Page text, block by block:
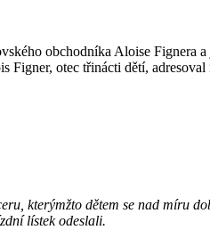
obchodníka Aloise Fignera
Figner, otec třinácti dětí,
kterýmžto dětem se nad míru
lístek odeslali.